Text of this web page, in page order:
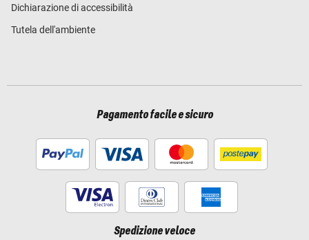
Dichiarazione di accessibilità
Tutela dell'ambiente
Pagamento facile e sicuro
Spedizione veloce